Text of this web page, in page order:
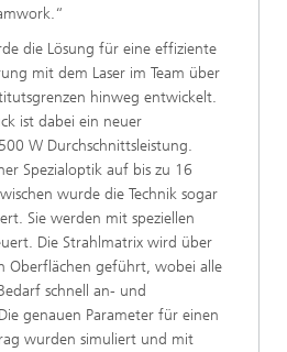
die Lösung für eine effiziente
mit dem Laser im Team über
hinweg entwickelt.
ist dabei ein neuer
W Durchschnittsleistung.
Spezialoptik auf bis zu 16
wurde die Technik sogar
Sie werden mit speziellen
Die Strahlmatrix wird über
Oberflächen geführt, wobei alle
schnell an- und
genauen Parameter für einen
wurden simuliert und mit